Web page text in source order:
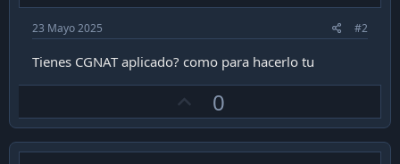
23 Mayo 2025 #2
Tienes CGNAT aplicado? como para hacerlo tu
p
v
0